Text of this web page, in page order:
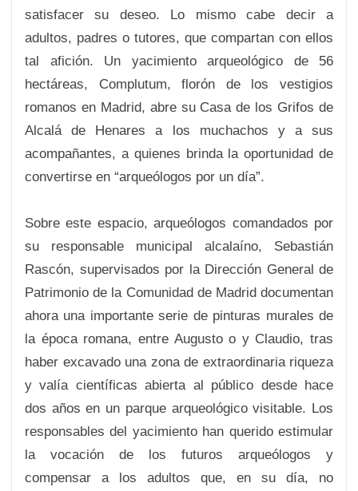
satisfacer su deseo. Lo mismo cabe decir a
adultos, padres o tutores, que compartan con ellos
tal afición. Un yacimiento arqueológico de 56
hectáreas, Complutum, florón de los vestigios
romanos en Madrid, abre su Casa de los Grifos de
Alcalá de Henares a los muchachos y a sus
acompañantes, a quienes brinda la oportunidad de
convertirse en “arqueólogos por un día”.
Sobre este espacio, arqueólogos comandados por
su responsable municipal alcalaíno, Sebastián
Rascón, supervisados por la Dirección General de
Patrimonio de la Comunidad de Madrid documentan
ahora una importante serie de pinturas murales de
la época romana, entre Augusto o y Claudio, tras
haber excavado una zona de extraordinaria riqueza
y valía científicas abierta al público desde hace
dos años en un parque arqueológico visitable. Los
responsables del yacimiento han querido estimular
la vocación de los futuros arqueólogos y
compensar a los adultos que, en su día, no